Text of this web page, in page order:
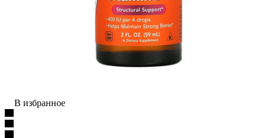
В избранное